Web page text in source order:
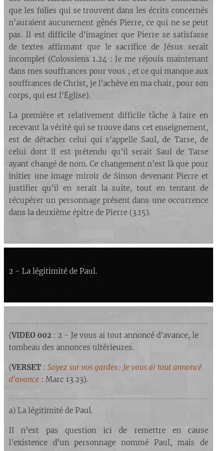
que les folies qui se trouvent dans les écrits concernés
n'auraient aucunement gênés Pierre, ce qui ne se peut
pas. Il est difficile d'imaginer que Pierre se satisfasse
de textes affirmant que le sacrifice de Jésus serait
incomplet (Colossiens 1.24 : Je me réjouis maintenant
dans mes souffrances pour vous ; et ce qui manque aux
souffrances de Christ, je l'achève en ma chair, pour son
corps, qui est l'Église).
La première et relativement difficile tâche à faire en
recevant la vérité qui se trouve dans cet enseignement,
est de détacher celui qui s'appelle Saul, de Tarse, de
celui dont il est prétendu qu'il serait Saul de Tarse
ayant changé de nom. Ce changement n'est là que pour
initier une image miroir de Simon devenant Pierre et
justifier qu'il en serait la suite, tout en tentant de
récupérer un personnage présent dans une occurrence
dans la deuxième épitre de Pierre (3.15).
2 - La légitimité de Paul.
(VIDEO 002 : 2 - Je vous ai tout annoncé d'avance, le
tombeau des annonces ultérieures.
(VERSET : Soyez sur vos gardes : Je vous ai tout annoncé
d'avance : Marc 13.23).
a) La légitimité de Paul.
Il n'est pas question ici de remettre en cause
l'existence d'un personnage nommé Paul, mais de